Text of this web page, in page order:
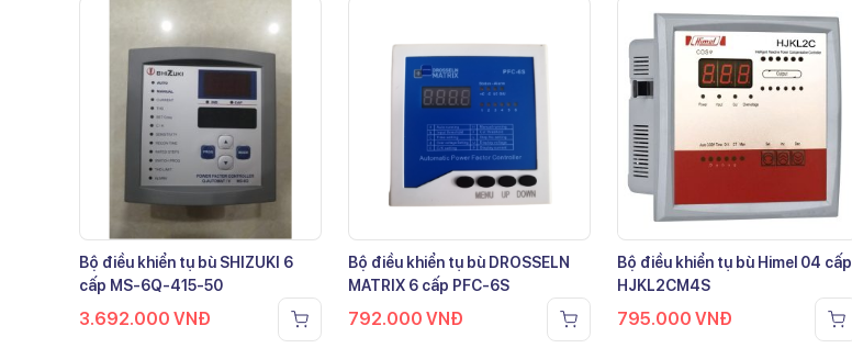
Bộ điều khiển tụ bù SHIZUKI 6
cấp MS-6Q-415-50
3.692.000 VNĐ
Bộ điều khiển tụ bù DROSSELN
MATRIX 6 cấp PFC-6S
792.000 VNĐ
Bộ điều khiển tụ bù Himel 04 cấp
HJKL2CM4S
795.000 VNĐ